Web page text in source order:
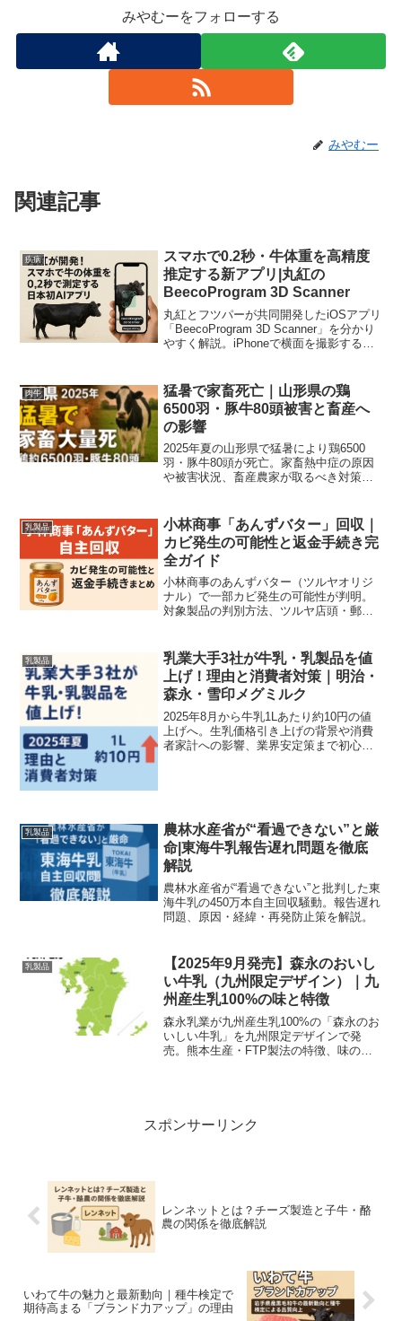
みやむーをフォローする
みやむー
関連記事
疾病
スマホで0.2秒・牛体重を高精度
推定する新アプリ|丸紅の
BeecoProgram 3D Scanner
丸紅とフツパーが共同開発したiOSアプリ
「BeecoProgram 3D Scanner」を分かり
やすく解説。iPhoneで横面を撮影するだ
します。
肉牛
猛暑で家畜死亡｜山形県の鶏
6500羽・豚牛80頭被害と畜産へ
の影響
2025年夏の山形県で猛暑により鶏6500
羽・豚牛80頭が死亡。家畜熱中症の原因
や被害状況、畜産農家が取るべき対策を
乳製品
小林商事「あんずバター」回収｜
カビ発生の可能性と返金手続き完
全ガイド
小林商事のあんずバター（ツルヤオリジ
ナル）で一部カビ発生の可能性が判明。
対象製品の判別方法、ツルヤ店頭・郵送
乳製品
乳業大手3社が牛乳・乳製品を値
上げ！理由と消費者対策｜明治・
森永・雪印メグミルク
2025年8月から牛乳1Lあたり約10円の値
上げへ。生乳価格引き上げの背景や消費
者家計への影響、業界安定策まで初心者
乳製品
農林水産省が“看過できない”と厳
命|東海牛乳報告遅れ問題を徹底
解説
農林水産省が“看過できない”と批判した東
海牛乳の450万本自主回収騒動。報告遅れ
問題、原因・経緯・再発防止策を解説。
乳製品
【2025年9月発売】森永のおいし
い牛乳（九州限定デザイン）｜九
州産生乳100%の味と特徴
森永乳業が九州産生乳100%の「森永のお
いしい牛乳」を九州限定デザインで発
売。熊本生産・FTP製法の特徴、味の違
スポンサーリンク
レンネットとは？チーズ製造と子牛・酪
農の関係を徹底解説
いわて牛の魅力と最新動向｜種牛検定で
期待高まる「ブランド力アップ」の理由